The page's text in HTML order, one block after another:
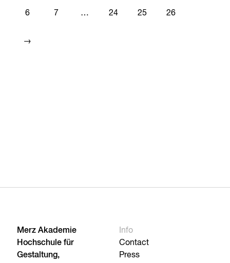
6 7 … 24 25 26
→
Merz Akademie
Hochschule für
Gestaltung,
Info
Contact
Press